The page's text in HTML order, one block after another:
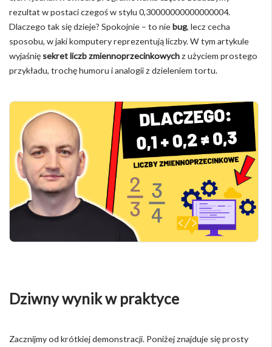
rezultat w postaci czegoś w stylu 0,30000000000000004.
Dlaczego tak się dzieje? Spokojnie – to niebug, lecz cecha
sposobu, w jaki komputery reprezentują liczby. W tym artykule
wyjaśnię sekret liczb zmiennoprzecinkowychz użyciem prostego
przykładu, trochę humoru i analogii z dzieleniem tortu.
Dziwny wynik w praktyce
Zacznijmy od krótkiej demonstracji. Poniżej znajduje się prosty